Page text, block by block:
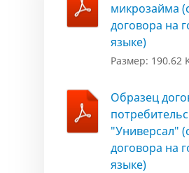
микрозайма
договора на
языке)
Размер: 190.62
Образец
"Универсал"
договора на
языке)